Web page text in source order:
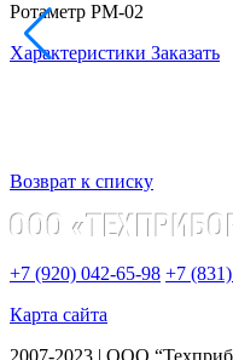
Ротаметр РМ-02
Характеристики Заказать
Возврат к списку
+7 (920) 042-65-98 +7
Карта сайта
2007-2023 | ООО